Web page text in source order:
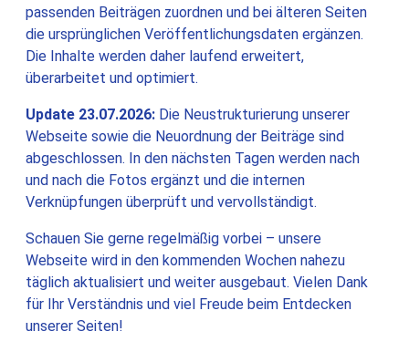
passenden Beiträgen zuordnen und bei älteren Seiten
die ursprünglichen Veröffentlichungsdaten ergänzen.
Die Inhalte werden daher laufend erweitert,
überarbeitet und optimiert.
Update 23.07.2026: Die Neustrukturierung unserer
Webseite sowie die Neuordnung der Beiträge sind
abgeschlossen. In den nächsten Tagen werden nach
und nach die Fotos ergänzt und die internen
Verknüpfungen überprüft und vervollständigt.
Schauen Sie gerne regelmäßig vorbei – unsere
Webseite wird in den kommenden Wochen nahezu
täglich aktualisiert und weiter ausgebaut. Vielen Dank
für Ihr Verständnis und viel Freude beim Entdecken
unserer Seiten!